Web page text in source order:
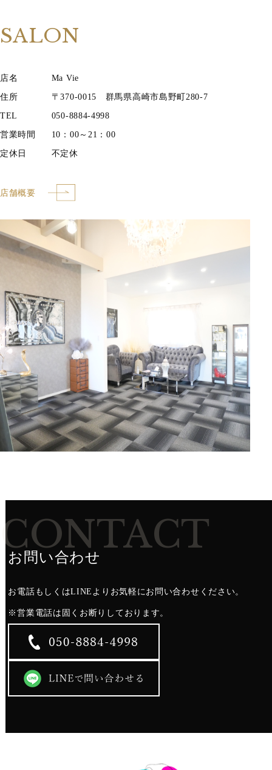
SALON
店名 Ma Vie
住所 〒370-0015 群馬県高崎市島野町280-7
TEL 050-8884-4998
営業時間 10：00～21：00
定休日 不定休
店舗概要
CONTACT
お問い合わせ
お電話もしくはLINEよりお気軽にお問い合わせください。
​​​​​​​※営業電話は固くお断りしております。